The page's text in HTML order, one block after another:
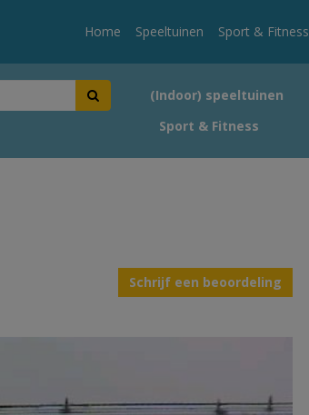
Home Speeltuinen Sport & Fitness
(Indoor) speeltuinen
Sport & Fitness
Schrijf een beoordeling